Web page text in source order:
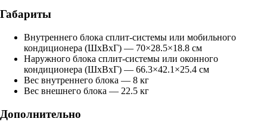
Габариты
Внутреннего блока сплит-системы или мобильного
кондиционера (ШxВxГ) — 70×28.5×18.8 см
Наружного блока сплит-системы или оконного
кондиционера (ШxВxГ) — 66.3×42.1×25.4 см
Вес внутреннего блока — 8 кг
Вес внешнего блока — 22.5 кг
Дополнительно